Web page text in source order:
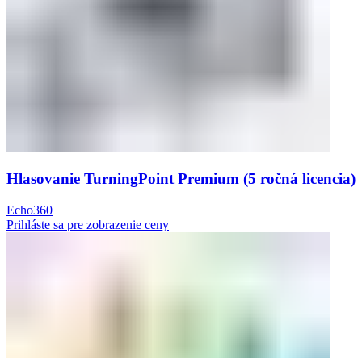
Hlasovanie TurningPoint Premium (5 ročná licencia)
Echo360
Prihláste sa pre zobrazenie ceny